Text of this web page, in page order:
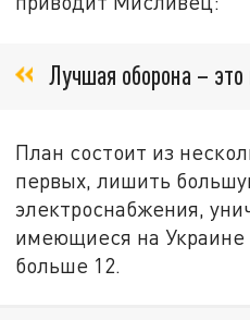
Лучшая оборона –
План состоит из
первых, лишить
электроснабжения,
имеющиеся на
больше 12.